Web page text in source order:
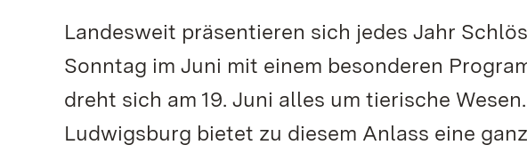
Landesweit präsentieren sich jedes Jahr
Sonntag im Juni mit einem besonderen
dreht sich am 19. Juni alles um tierische
Ludwigsburg bietet zu diesem Anlass eine